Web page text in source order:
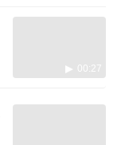
00:27